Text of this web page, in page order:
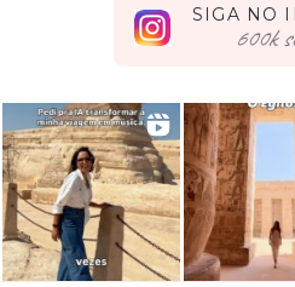
SIGA NO